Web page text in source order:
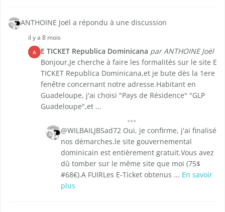
ANTHOINE Joël a répondu à une discussion
il y a 8 mois
A E TICKET Republica Dominicana par ANTHOINE Joël
Bonjour,Je cherche à faire les formalités sur le site E
TICKET Republica Dominicana,et je bute dès la 1ere
fenêtre concernant notre adresse.Habitant en
Guadeloupe, j'ai choisi "Pays de Résidence" "GLP
Guadeloupe",et ...
@WILBAILJBSad72 Oui, je confirme, j'ai finalisé
nos démarches.le site gouvernemental
dominicain est entièrement gratuit.Vous avez
dû tomber sur le même site que moi (75$
#68€).A FUIRLes E-Ticket obtenus ... En savoir
plus